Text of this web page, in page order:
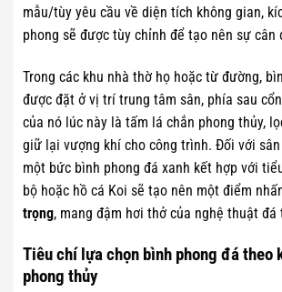
mẫu/tùy yêu cầu về diện tích không gian,
phong sẽ được tùy chỉnh để tạo nên sự cân
Trong các khu nhà thờ họ hoặc từ đường,
được đặt ở vị trí trung tâm sân, phía sau
của nó lúc này là tấm lá chắn phong thủy,
giữ lại vượng khí cho công trình. Đối với
một bức bình phong đá xanh kết hợp với
bộ hoặc hồ cá Koi sẽ tạo nên một điểm
trọng, mang đậm hơi thở của nghệ thuật đá
Tiêu chí lựa chọn bình phong đá theo
phong thủy